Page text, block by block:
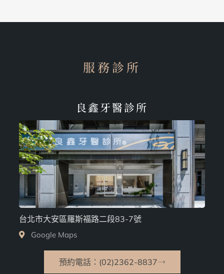
服務診所
良鑫牙醫診所
台北市大安區羅斯福路二段83-7號
Google Maps
預約電話：(02)2362-8837